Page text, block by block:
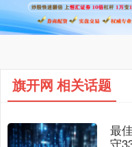
旗开网 相关话题
最